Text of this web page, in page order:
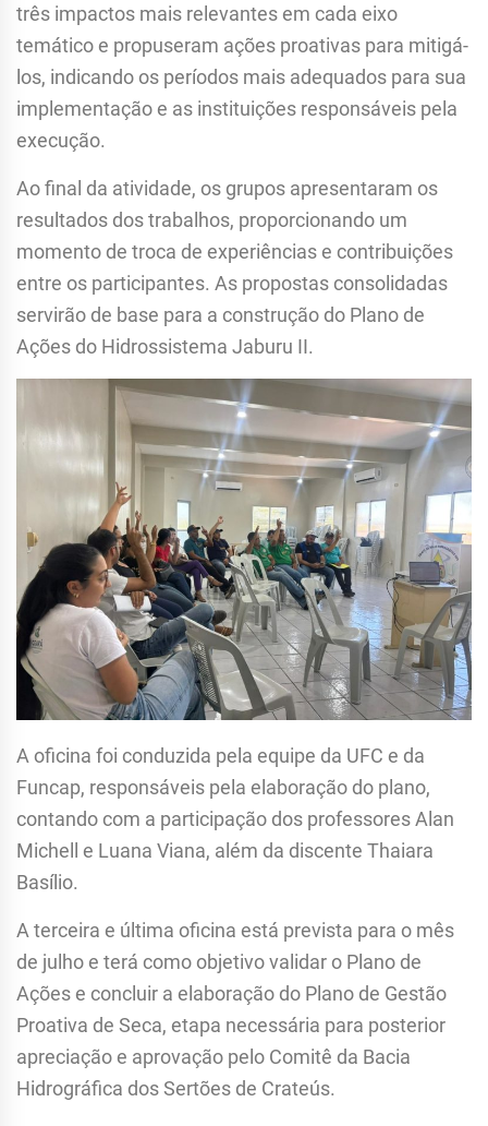
três impactos mais relevantes em cada eixo
temático e propuseram ações proativas para mitigá-
los, indicando os períodos mais adequados para sua
implementação e as instituições responsáveis pela
execução.
Ao final da atividade, os grupos apresentaram os
resultados dos trabalhos, proporcionando um
momento de troca de experiências e contribuições
entre os participantes. As propostas consolidadas
servirão de base para a construção do Plano de
Ações do Hidrossistema Jaburu II.
A oficina foi conduzida pela equipe da UFC e da
Funcap, responsáveis pela elaboração do plano,
contando com a participação dos professores Alan
Michell e Luana Viana, além da discente Thaiara
Basílio.
A terceira e última oficina está prevista para o mês
de julho e terá como objetivo validar o Plano de
Ações e concluir a elaboração do Plano de Gestão
Proativa de Seca, etapa necessária para posterior
apreciação e aprovação pelo Comitê da Bacia
Hidrográfica dos Sertões de Crateús.